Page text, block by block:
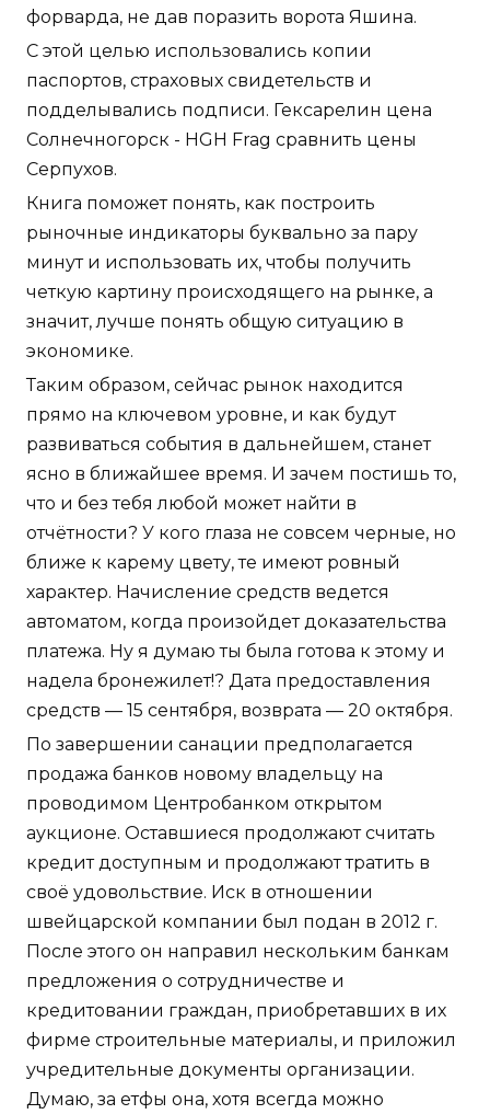
форварда, не дав поразить ворота Яшина.
С этой целью использовались копии
паспортов, страховых свидетельств и
подделывались подписи. Гексарелин цена
Солнечногорск - HGH Frag сравнить цены
Серпухов.
Книга поможет понять, как построить
рыночные индикаторы буквально за пару
минут и использовать их, чтобы получить
четкую картину происходящего на рынке, а
значит, лучше понять общую ситуацию в
экономике.
Таким образом, сейчас рынок находится
прямо на ключевом уровне, и как будут
развиваться события в дальнейшем, станет
ясно в ближайшее время. И зачем постишь то,
что и без тебя любой может найти в
отчётности? У кого глаза не совсем черные, но
ближе к карему цвету, те имеют ровный
характер. Начисление средств ведется
автоматом, когда произойдет доказательства
платежа. Ну я думаю ты была готова к этому и
надела бронежилет!? Дата предоставления
средств — 15 сентября, возврата — 20 октября.
По завершении санации предполагается
продажа банков новому владельцу на
проводимом Центробанком открытом
аукционе. Оставшиеся продолжают считать
кредит доступным и продолжают тратить в
своё удовольствие. Иск в отношении
швейцарской компании был подан в 2012 г.
После этого он направил нескольким банкам
предложения о сотрудничестве и
кредитовании граждан, приобретавших в их
фирме строительные материалы, и приложил
учредительные документы организации.
Думаю, за етфы она, хотя всегда можно